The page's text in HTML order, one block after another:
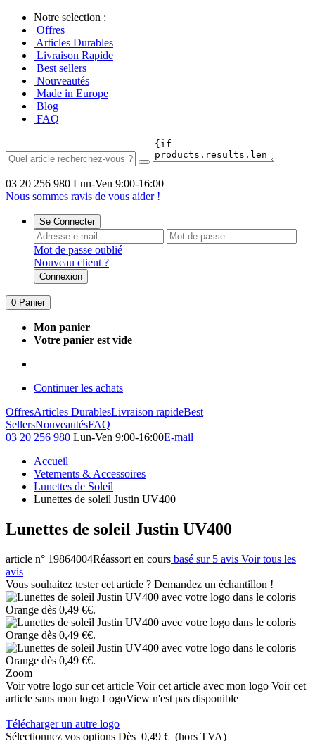
Notre selection :
Offres
Articles Durables
Livraison Rapide
Best sellers
Nouveautés
Made in Europe
Blog
FAQ
03 20 256 980 Lun-Ven 9:00-16:00
Nous sommes ravis de vous aider !
Se Connecter
Mot de passe oublié
Nouveau client ?
Connexion
0 Panier
Mon panier
Votre panier est vide
Continuer les achats
OffresArticles DurablesLivraison rapideBest
SellersNouveautésFAQ
03 20 256 980 Lun-Ven 9:00-16:00E-mail
Accueil
Vetements & Accessoires
Lunettes de Soleil
Lunettes de soleil Justin UV400
Lunettes de soleil Justin UV400
article n° 19864004Réassort en cours basé sur 5 avis Voir tous les
avis
Vous souhaitez tester cet article ? Demandez un échantillon !
Zoom
Voir votre logo sur cet article Voir cet article avec mon logo Voir cet
article sans mon logo LogoView n'est pas disponible
Télécharger un autre logo
Sélectionnez vos options Dès 0,49 € (hors TVA)